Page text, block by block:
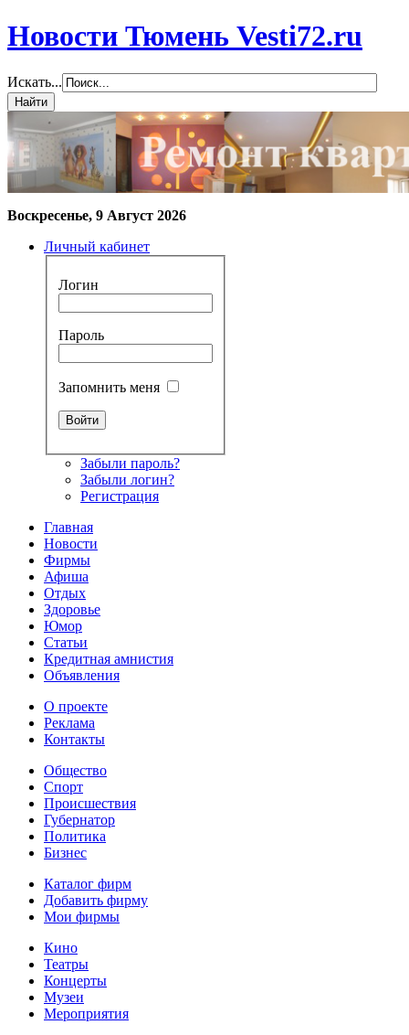
Новости Тюмень Vesti72.ru
Искать...
Воскресенье, 9 Август 2026
Личный кабинет
Логин
Пароль
Запомнить меня
Забыли пароль?
Забыли логин?
Регистрация
Главная
Новости
Фирмы
Афиша
Отдых
Здоровье
Юмор
Статьи
Кредитная амнистия
Объявления
О проекте
Реклама
Контакты
Общество
Спорт
Происшествия
Губернатор
Политика
Бизнес
Каталог фирм
Добавить фирму
Мои фирмы
Кино
Театры
Концерты
Музеи
Мероприятия